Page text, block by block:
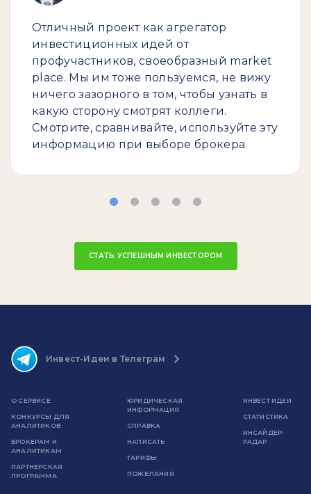
Отличный проект как агрегатор
инвестиционных идей от
профучастников, своеобразный market
place. Мы им тоже пользуемся, не вижу
ничего зазорного в том, чтобы узнать в
какую сторону смотрят коллеги.
Смотрите, сравнивайте, используйте эту
информацию при выборе брокера.
СТАТЬ УСПЕШНЫМ ИНВЕСТОРОМ
Инвест-Идеи в Телеграм
О СЕРВИСЕ
КОНКУРСЫ ДЛЯ
АНАЛИТИКОВ
БРОКЕРАМ И
АНАЛИТИКАМ
ПАРТНЕРСКАЯ
ПРОГРАММА
ЮРИДИЧЕСКАЯ
ИНФОРМАЦИЯ
СПРАВКА
НАПИСАТЬ
ТАРИФЫ
ПОЖЕЛАНИЯ
ИНВЕСТ ИДЕИ
СТАТИСТИКА
ИНСАЙДЕР-
РАДАР